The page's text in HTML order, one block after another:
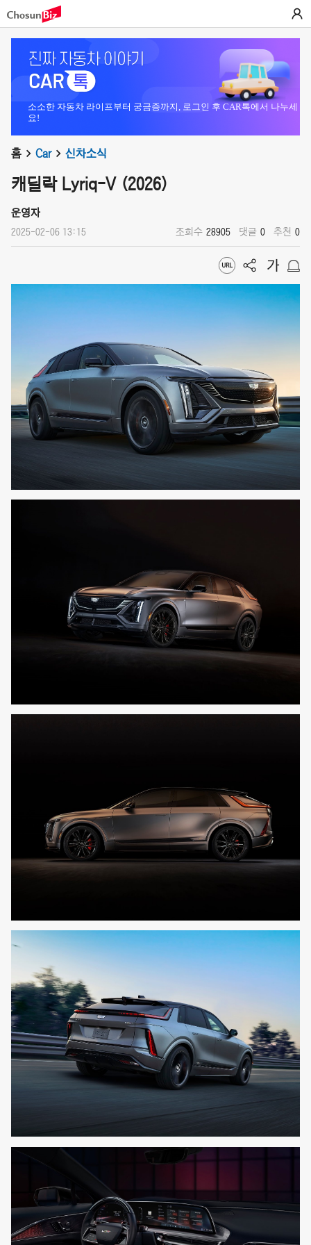
소소한 자동차 라이프부터 궁금증까지, 로그인 후 CAR톡에서 나누세
요!
홈 Car 신차소식
캐딜락 Lyriq-V (2026)
운영자
2025-02-06 13:15 조회수 28905 댓글 0 추천 0